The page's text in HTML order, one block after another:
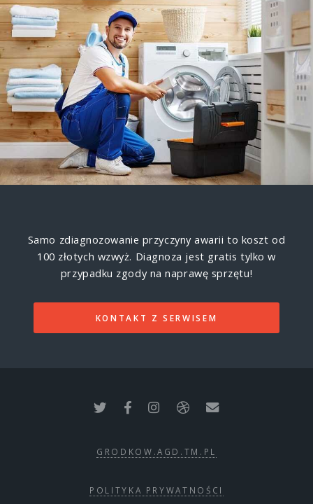
Samo zdiagnozowanie przyczyny awarii to koszt od
100 złotych wzwyż. Diagnoza jest gratis tylko w
przypadku zgody na naprawę sprzętu!
KONTAKT Z SERWISEM
GRODKOW.AGD.TM.PL
POLITYKA PRYWATNOŚCI